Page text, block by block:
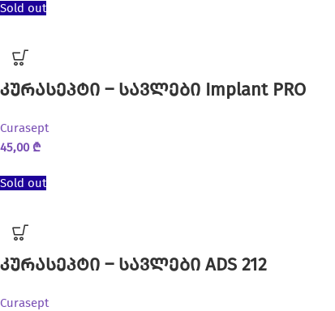
Sold out
კურასეპტი – სავლები Implant PRO
Curasept
45,00₾
Sold out
კურასეპტი – სავლები ADS 212
Curasept